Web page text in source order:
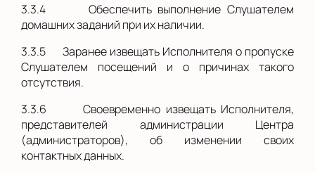
3.3.4
Обеспечить выполнение Слушателем
домашних заданий при их наличии.
3.3.5
Заранее извещать Исполнителя о пропуске
Слушателем посещений и о причинах такого
отсутствия.
3.3.6
Своевременно извещать Исполнителя,
представителей администрации Центра
(администраторов), об изменении своих
контактных данных.